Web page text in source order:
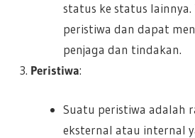
status ke status lainnya.
peristiwa dan dapat
penjaga dan tindakan.
Peristiwa:
Suatu peristiwa adalah
eksternal atau internal